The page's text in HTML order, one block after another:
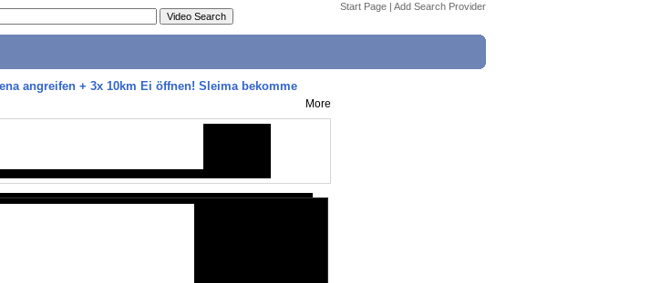
Start Page | Add Search Provider
angreifen + 3x 10km Ei öffnen! Sleima bekomme
More